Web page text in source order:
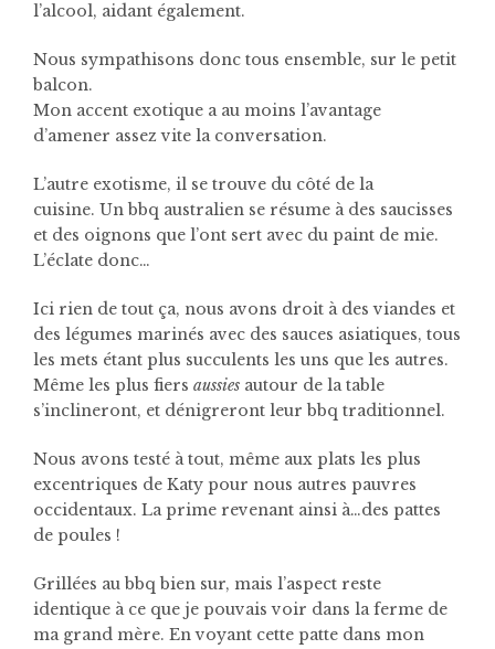
l’alcool, aidant également.
Nous sympathisons donc tous ensemble, sur le petit
balcon.
Mon accent exotique a au moins l’avantage
d’amener assez vite la conversation.
L’autre exotisme, il se trouve du côté de la
cuisine. Un bbq australien se résume à des saucisses
et des oignons que l’ont sert avec du paint de mie.
L’éclate donc…
Ici rien de tout ça, nous avons droit à des viandes et
des légumes marinés avec des sauces asiatiques, tous
les mets étant plus succulents les uns que les autres.
Même les plus fiers aussies autour de la table
s’inclineront, et dénigreront leur bbq traditionnel.
Nous avons testé à tout, même aux plats les plus
excentriques de Katy pour nous autres pauvres
occidentaux. La prime revenant ainsi à…des pattes
de poules !
Grillées au bbq bien sur, mais l’aspect reste
identique à ce que je pouvais voir dans la ferme de
ma grand mère. En voyant cette patte dans mon